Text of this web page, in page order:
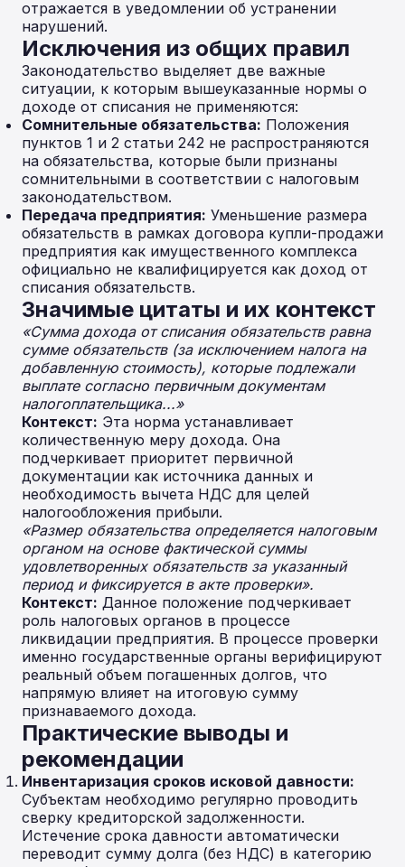
отражается в уведомлении об устранении
нарушений.
Исключения из общих правил
Законодательство выделяет две важные
ситуации, к которым вышеуказанные нормы о
доходе от списания не применяются:
Сомнительные обязательства: Положения
пунктов 1 и 2 статьи 242 не распространяются
на обязательства, которые были признаны
сомнительными в соответствии с налоговым
законодательством.
Передача предприятия: Уменьшение размера
обязательств в рамках договора купли-продажи
предприятия как имущественного комплекса
официально не квалифицируется как доход от
списания обязательств.
Значимые цитаты и их контекст
«Сумма дохода от списания обязательств равна
сумме обязательств (за исключением налога на
добавленную стоимость), которые подлежали
выплате согласно первичным документам
налогоплательщика...»
Контекст: Эта норма устанавливает
количественную меру дохода. Она
подчеркивает приоритет первичной
документации как источника данных и
необходимость вычета НДС для целей
налогообложения прибыли.
«Размер обязательства определяется налоговым
органом на основе фактической суммы
удовлетворенных обязательств за указанный
период и фиксируется в акте проверки».
Контекст: Данное положение подчеркивает
роль налоговых органов в процессе
ликвидации предприятия. В процессе проверки
именно государственные органы верифицируют
реальный объем погашенных долгов, что
напрямую влияет на итоговую сумму
признаваемого дохода.
Практические выводы и
рекомендации
Инвентаризация сроков исковой давности:
Субъектам необходимо регулярно проводить
сверку кредиторской задолженности.
Истечение срока давности автоматически
переводит сумму долга (без НДС) в категорию